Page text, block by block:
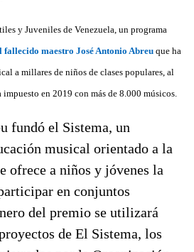
y Juveniles de Venezuela, un programa
fallecido maestro José Antonio Abreu que ha
a millares de niños de clases populares, al
en 2019 con más de 8.000 músicos.